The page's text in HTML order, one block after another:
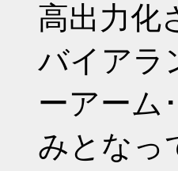
高出力化
バイアラ
ーアーム
みとなっ